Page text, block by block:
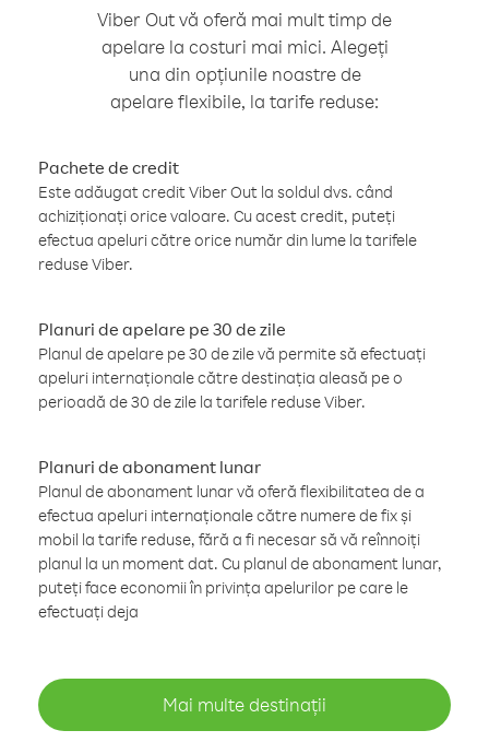
Viber Out vă oferă mai mult timp de
apelare la costuri mai mici. Alegeți
una din opțiunile noastre de
apelare flexibile, la tarife reduse:
Pachete de credit
Este adăugat credit Viber Out la soldul dvs. când
achiziționați orice valoare. Cu acest credit, puteți
efectua apeluri către orice număr din lume la tarifele
reduse Viber.
Planuri de apelare pe 30 de zile
Planul de apelare pe 30 de zile vă permite să efectuați
apeluri internaționale către destinația aleasă pe o
perioadă de 30 de zile la tarifele reduse Viber.
Planuri de abonament lunar
Planul de abonament lunar vă oferă flexibilitatea de a
efectua apeluri internaționale către numere de fix și
mobil la tarife reduse, fără a fi necesar să vă reînnoiți
planul la un moment dat. Cu planul de abonament lunar,
puteți face economii în privința apelurilor pe care le
efectuați deja
Mai multe destinații